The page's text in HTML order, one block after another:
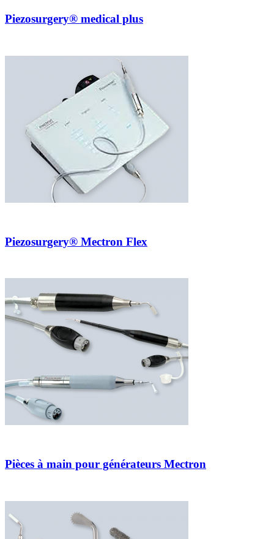
Piezosurgery® medical plus
Piezosurgery® Mectron Flex
Pièces à main pour générateurs Mectron